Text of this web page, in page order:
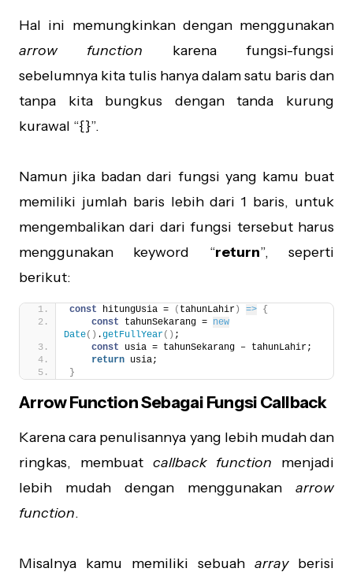
Hal ini memungkinkan dengan menggunakan
arrow function karena fungsi-fungsi
sebelumnya kita tulis hanya dalam satu baris dan
tanpa kita bungkus dengan tanda kurung
kurawal “{}”.
Namun jika badan dari fungsi yang kamu buat
memiliki jumlah baris lebih dari 1 baris, untuk
mengembalikan dari dari fungsi tersebut harus
menggunakan keyword “return”, seperti
berikut:
const hitungUsia = ( tahunLahir ) => {
const tahunSekarang = new
Date( ) .getFullYear( ) ;
const usia = tahunSekarang – tahunLahir;
return usia;
}
Arrow Function Sebagai Fungsi Callback
Karena cara penulisannya yang lebih mudah dan
ringkas, membuat callback function menjadi
lebih mudah dengan menggunakan arrow
function.
Misalnya kamu memiliki sebuah arrayberisi